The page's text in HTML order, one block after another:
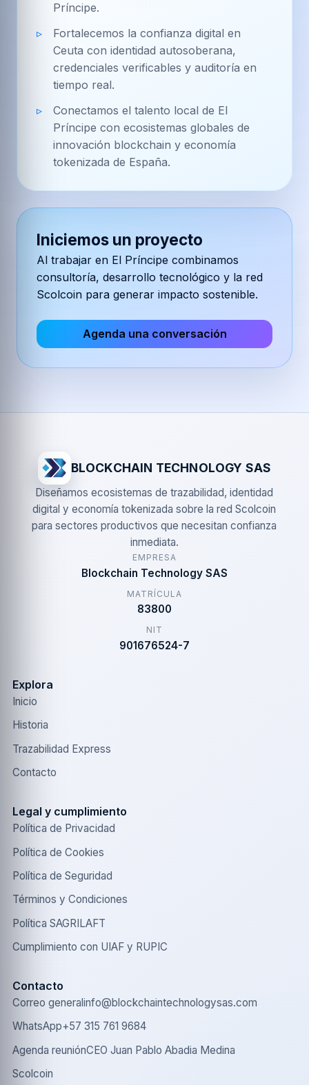
Príncipe.
Fortalecemos la confianza digital en
Ceuta con identidad autosoberana,
credenciales verificables y auditoría en
tiempo real.
Conectamos el talento local de El
Príncipe con ecosistemas globales de
innovación blockchain y economía
tokenizada de España.
Iniciemos un proyecto
Al trabajar en El Príncipe combinamos
consultoría, desarrollo tecnológico y la red
Scolcoin para generar impacto sostenible.
Agenda una conversación
BLOCKCHAIN TECHNOLOGY SAS
Diseñamos ecosistemas de trazabilidad, identidad
digital y economía tokenizada sobre la red Scolcoin
para sectores productivos que necesitan confianza
inmediata.
EMPRESA
Blockchain Technology SAS
MATRÍCULA
83800
NIT
901676524-7
Explora
Inicio
Historia
Trazabilidad Express
Contacto
Legal y cumplimiento
Política de Privacidad
Política de Cookies
Política de Seguridad
Términos y Condiciones
Política SAGRILAFT
Cumplimiento con UIAF y RUPIC
Contacto
Correo generalinfo@blockchaintechnologysas.com
WhatsApp+57 315 761 9684
Agenda reuniónCEO Juan Pablo Abadia Medina
Scolcoin